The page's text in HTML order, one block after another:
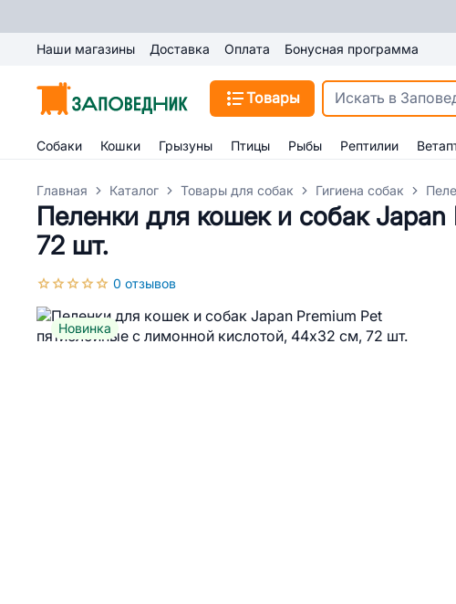
Наши магазины Доставка Оплата Бонусная программа
Товары
Собаки Кошки Грызуны Птицы Рыбы Рептилии
Главная Каталог Товары для собак Гигиена собак
Пеленки для кошек и собак
72 шт.
0 отзывов
Новинка